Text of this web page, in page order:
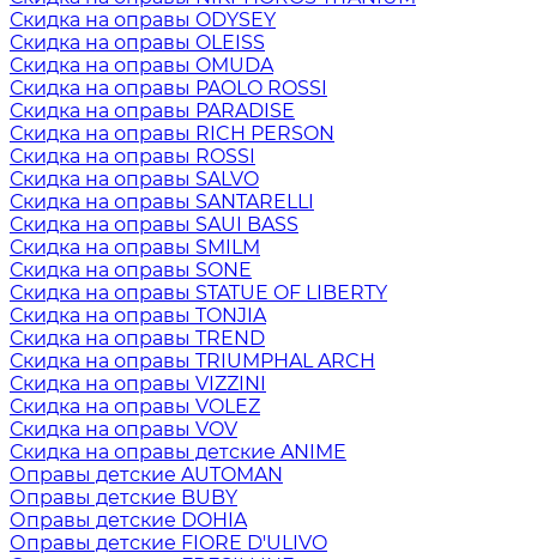
Скидка на оправы ODYSEY
Скидка на оправы OLEISS
Скидка на оправы OMUDA
Скидка на оправы PAOLO ROSSI
Скидка на оправы PARADISE
Скидка на оправы RICH PERSON
Скидка на оправы ROSSI
Скидка на оправы SALVO
Скидка на оправы SANTARELLI
Скидка на оправы SAUI BASS
Скидка на оправы SMILM
Скидка на оправы SONE
Скидка на оправы STATUE OF LIBERTY
Скидка на оправы TONJIA
Скидка на оправы TREND
Скидка на оправы TRIUMPHAL ARCH
Скидка на оправы VIZZINI
Скидка на оправы VOLEZ
Скидка на оправы VOV
Скидка на оправы детские ANIME
Оправы детские AUTOMAN
Оправы детские BUBY
Оправы детские DOHIA
Оправы детские FIORE D'ULIVO